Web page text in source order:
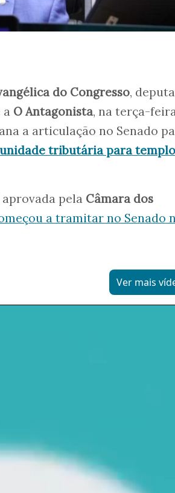
do Congresso,
a O Antagonista, na terça-
a articulação no Senado
tributária para
pela Câmara dos
a tramitar no Senado
Ver mais